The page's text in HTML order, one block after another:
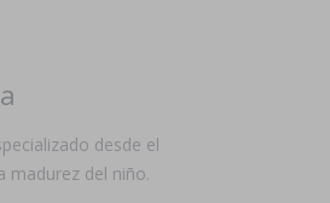
desde el
madurez del niño.